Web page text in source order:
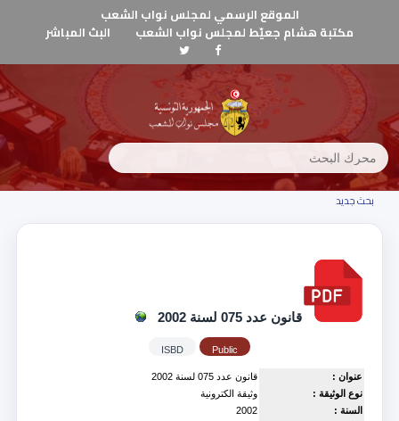
الموقع الرسمي لمجلس نواب الشعب
مكتبة هشام جعيّط لمجلس نواب الشعب
البث المباشر
بحث جديد
قانون عدد 075 لسنة 2002
Public
ISBD
عنوان :
قانون عدد 075 لسنة 2002
نوع الوثيقة :
وثيقة الكترونية
السنة :
2002